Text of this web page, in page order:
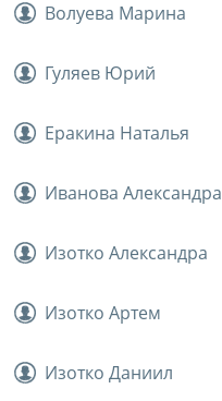
Волуева Марина
Гуляев Юрий
Еракина Наталья
Иванова Александра
Изотко Александра
Изотко Артем
Изотко Даниил